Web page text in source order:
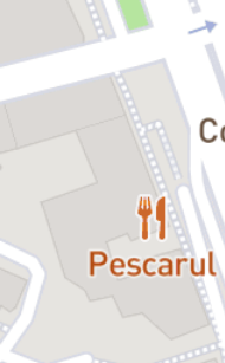
descoperă sensuri noi,
Rebreanu nu este un
„Nu vreau să pun în
să chestionez puțin
asta de ani și unde
ambițios, riscant,
față în față soldații
atunci, deși mulți nu
tineri din zilele
Ce ați făcut în 100
voastră, ce am
întâlnire cu presa
Departe de orice formă de